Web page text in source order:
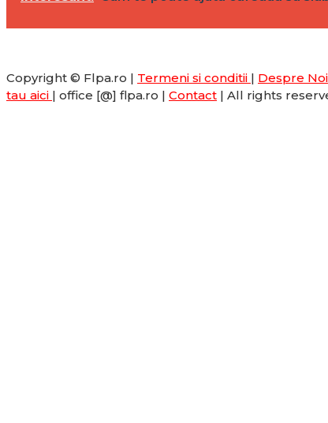
Copyright © Flpa.ro | Termeni si conditii | Despre Noi
tau aici | office [@] flpa.ro | Contact | All rights